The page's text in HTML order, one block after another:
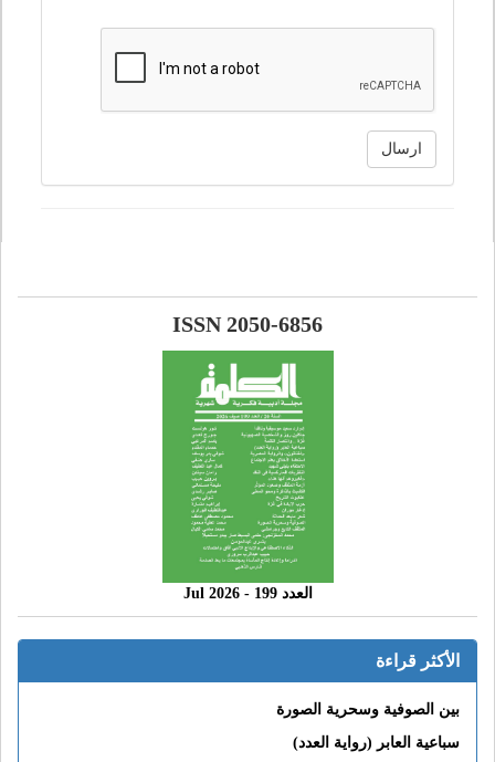
ارسال
ISSN 2050-6856
العدد 199 - 2026 Jul
الأكثر قراءة
بين الصوفية وسحرية الصورة
سباعية العابر (رواية العدد)